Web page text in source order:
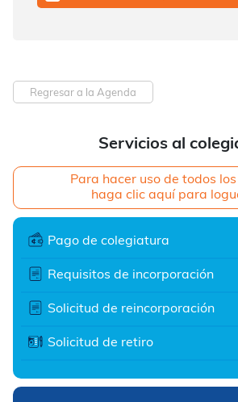
Servicios al
Para hacer uso de todos
haga clic aquí para
Pago de colegiatura
Requisitos de incorporación
Solicitud de reincorporación
Solicitud de retiro
Regresar a la Agenda